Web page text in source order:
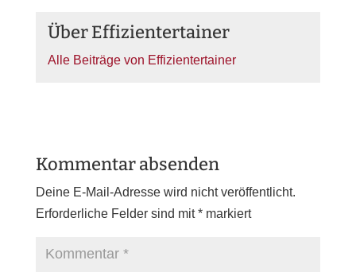
Über Effizientertainer
Alle Beiträge von Effizientertainer
Kommentar absenden
Deine E-Mail-Adresse wird nicht veröffentlicht.
Erforderliche Felder sind mit*markiert